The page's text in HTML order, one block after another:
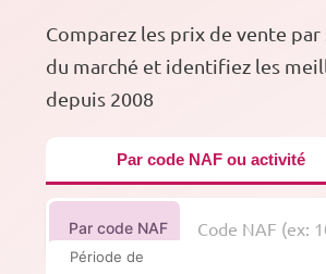
Comparez les prix de vente
du marché et identifiez les
depuis 2008
Par code NAF ou activité
Par code NAF
Période de